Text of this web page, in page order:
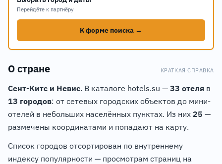
Перейдёте к партнёру
К форме поиска →
О стране КРАТКАЯ СПРАВКА
Сент-Китс и Невис. В каталоге hotels.su — 33 отеля в
13 городов: от сетевых городских объектов до мини-
отелей в небольших населённых пунктах. Из них 25 —
размечены координатами и попадают на карту.
Список городов отсортирован по внутреннему
индексу популярности — просмотрам страниц на